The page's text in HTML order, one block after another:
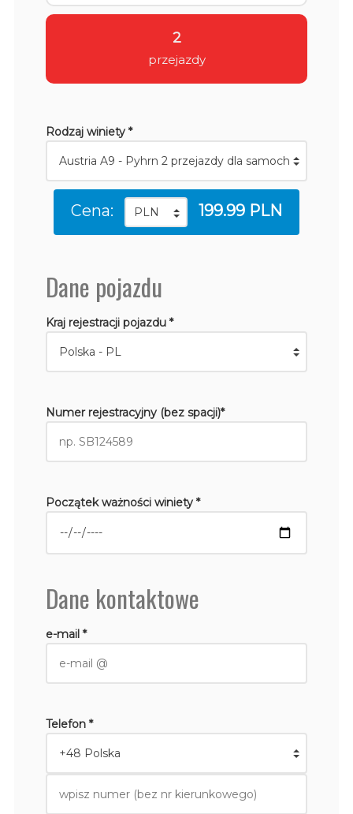
2
przejazdy
Rodzaj winiety *
Cena: 199.99 PLN
Dane pojazdu
Kraj rejestracji pojazdu *
Numer rejestracyjny (bez spacji)*
Początek ważności winiety *
Dane kontaktowe
e-mail *
Telefon *